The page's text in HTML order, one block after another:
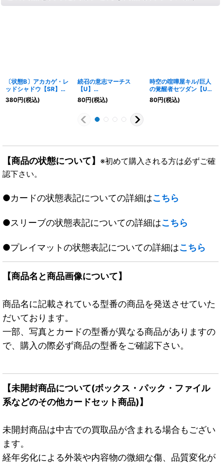
〔状態B〕アカカゲ・レ
ッドシャドウ【SR】
{RP12S9/S12}《GR》
380円(税込)
続召の意志マーチス
【U】
{RP22TF12/TF20}
《GR》
80円(税込)
時空の喧嘩屋キル/巨人
の覚醒者セツダン【U】
{22EX189b/130/89a/1
30}《超次元》
80円(税込)
【商品の状態について】 ※初めて購入される方は必ずご確
認下さい。
●カードの状態表記についての詳細はこちら
●スリーブの状態表記についての詳細はこちら
●プレイマットの状態表記についての詳細はこちら
【商品名と商品画像について】
商品名に記載されている型番の商品を発送させていた
だいております。
一部、写真とカードの型番が異なる商品がありますの
で、購入の際必ず商品の型番をご確認下さい。
【未開封商品について(ボックス・パック・ファイル
系などのその他カードセット商品)】
未開封商品は中古での買取品が含まれる場合もござい
ます。
経年劣化による外装や内容物の微細な傷、品質変化が